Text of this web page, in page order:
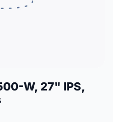
W, 27" IPS,